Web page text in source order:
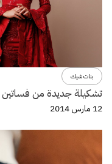
بنات شيك
تشكيلة جديدة من فساتين الخطوبة
12 مارس 2014